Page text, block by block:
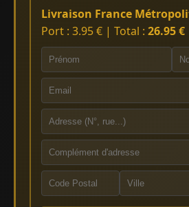
Livraison France
Port : 3.95 € | Total : 26.95 €